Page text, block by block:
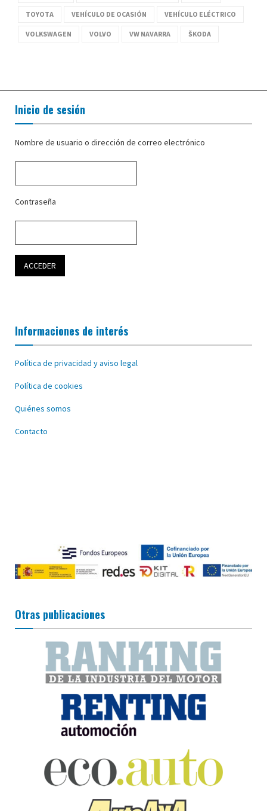
TOYOTA VEHÍCULO DE OCASIÓN VEHÍCULO ELÉCTRICO
VOLKSWAGEN VOLVO VW NAVARRA ŠKODA
Inicio de sesión
Nombre de usuario o dirección de correo electrónico
Contraseña
Informaciones de interés
Política de privacidad y aviso legal
Política de cookies
Quiénes somos
Contacto
Otras publicaciones